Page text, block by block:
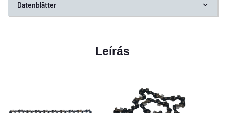
Datenblätter
Leírás